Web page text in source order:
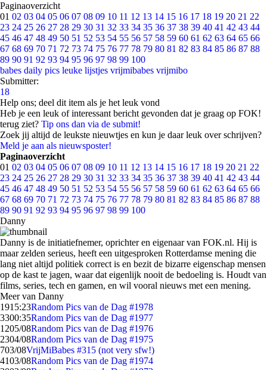
Paginaoverzicht
01 02 03 04 05 06 07 08 09 10 11 12 13 14 15 16 17 18 19 20 21 22
23 24 25 26 27 28 29 30 31 32 33 34 35 36 37 38 39 40 41 42 43 44
45 46 47 48 49 50 51 52 53 54 55 56 57 58 59 60 61 62 63 64 65 66
67 68 69 70 71 72 73 74 75 76 77 78 79 80 81 82 83 84 85 86 87 88
89 90 91 92 93 94 95 96 97 98 99 100
babes daily pics leuke lijstjes vrijmibabes vrijmibo
Submitter:
18
Help ons; deel dit item als je het leuk vond
Heb je een leuk of interessant bericht gevonden dat je graag op FOK!
terug ziet? Tip ons dan via de submit!
Zoek jij altijd de leukste nieuwtjes en kun je daar leuk over schrijven?
Meld je aan als nieuwsposter!
Paginaoverzicht
01 02 03 04 05 06 07 08 09 10 11 12 13 14 15 16 17 18 19 20 21 22
23 24 25 26 27 28 29 30 31 32 33 34 35 36 37 38 39 40 41 42 43 44
45 46 47 48 49 50 51 52 53 54 55 56 57 58 59 60 61 62 63 64 65 66
67 68 69 70 71 72 73 74 75 76 77 78 79 80 81 82 83 84 85 86 87 88
89 90 91 92 93 94 95 96 97 98 99 100
Danny
Danny is de initiatiefnemer, oprichter en eigenaar van FOK.nl. Hij is
maar zelden serieus, heeft een uitgesproken Rotterdamse mening die
lang niet altijd politiek correct is en bezit de bizarre eigenschap mensen
op de kast te jagen, waar dat eigenlijk nooit de bedoeling is. Houdt van
films, series, tech en gamen, en wil vooral nieuws met een mening.
Meer van Danny
1915:23Random Pics van de Dag #1978
3300:35Random Pics van de Dag #1977
1205/08Random Pics van de Dag #1976
2304/08Random Pics van de Dag #1975
703/08VrijMiBabes #315 (not very sfw!)
4103/08Random Pics van de Dag #1974